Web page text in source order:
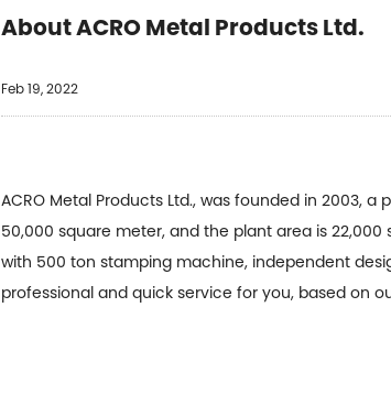
About ACRO Metal Products Ltd.
Feb 19, 2022
ACRO Metal Products Ltd., was founded in 2003,
50,000 square meter, and the plant area is 22,000
with 500 ton stamping machine, independent
professional and quick service for you, based on